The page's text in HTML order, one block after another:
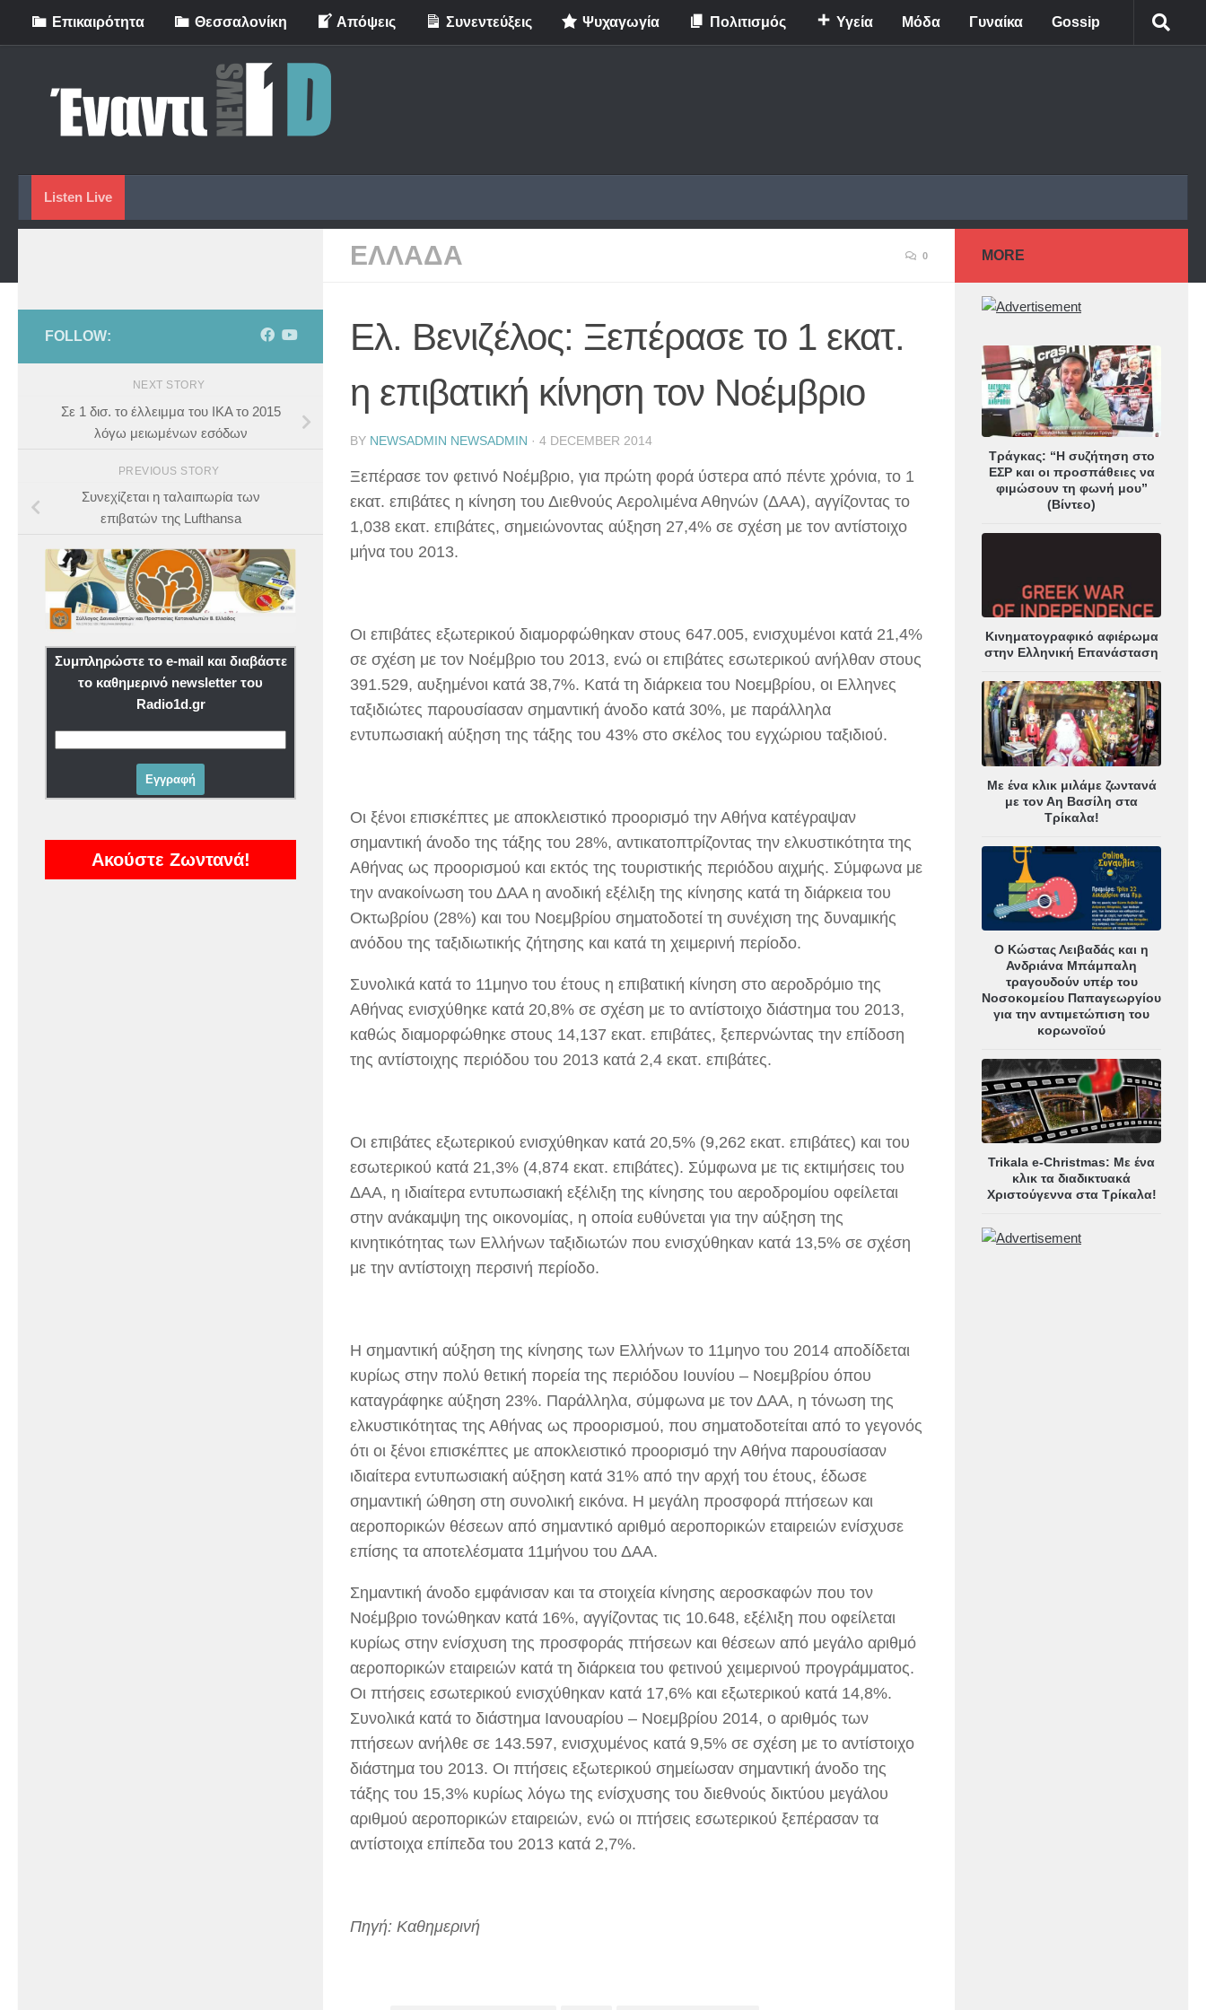
Skip to content
Eπικαιρότητα Θεσσαλονίκη Απόψεις Συνεντεύξεις Ψυχαγωγία Πολιτισμός Υγεία Μόδα Γυναίκα Gossip
Listen Live
ΕΛΛΑΔΑ 0
Ελ. Βενιζέλος: Ξεπέρασε το 1 εκατ.
η επιβατική κίνηση τον Νοέμβριο
BY NEWSADMIN NEWSADMIN · 4 DECEMBER 2014
Ξεπέρασε τον φετινό Νοέμβριο, για πρώτη φορά ύστερα από πέντε χρόνια, το 1
εκατ. επιβάτες η κίνηση του Διεθνούς Αερολιμένα Αθηνών (ΔΑΑ), αγγίζοντας το
1,038 εκατ. επιβάτες, σημειώνοντας αύξηση 27,4% σε σχέση με τον αντίστοιχο
μήνα του 2013.
Οι επιβάτες εξωτερικού διαμορφώθηκαν στους 647.005, ενισχυμένοι κατά 21,4%
σε σχέση με τον Νοέμβριο του 2013, ενώ οι επιβάτες εσωτερικού ανήλθαν στους
391.529, αυξημένοι κατά 38,7%. Κατά τη διάρκεια του Νοεμβρίου, οι Ελληνες
ταξιδιώτες παρουσίασαν σημαντική άνοδο κατά 30%, με παράλληλα
εντυπωσιακή αύξηση της τάξης του 43% στο σκέλος του εγχώριου ταξιδιού.
Οι ξένοι επισκέπτες με αποκλειστικό προορισμό την Αθήνα κατέγραψαν
σημαντική άνοδο της τάξης του 28%, αντικατοπτρίζοντας την ελκυστικότητα της
Αθήνας ως προορισμού και εκτός της τουριστικής περιόδου αιχμής. Σύμφωνα με
την ανακοίνωση του ΔΑΑ η ανοδική εξέλιξη της κίνησης κατά τη διάρκεια του
Οκτωβρίου (28%) και του Νοεμβρίου σηματοδοτεί τη συνέχιση της δυναμικής
ανόδου της ταξιδιωτικής ζήτησης και κατά τη χειμερινή περίοδο.
Συνολικά κατά το 11μηνο του έτους η επιβατική κίνηση στο αεροδρόμιο της
Αθήνας ενισχύθηκε κατά 20,8% σε σχέση με το αντίστοιχο διάστημα του 2013,
καθώς διαμορφώθηκε στους 14,137 εκατ. επιβάτες, ξεπερνώντας την επίδοση
της αντίστοιχης περιόδου του 2013 κατά 2,4 εκατ. επιβάτες.
Οι επιβάτες εξωτερικού ενισχύθηκαν κατά 20,5% (9,262 εκατ. επιβάτες) και του
εσωτερικού κατά 21,3% (4,874 εκατ. επιβάτες). Σύμφωνα με τις εκτιμήσεις του
ΔΑΑ, η ιδιαίτερα εντυπωσιακή εξέλιξη της κίνησης του αεροδρομίου οφείλεται
στην ανάκαμψη της οικονομίας, η οποία ευθύνεται για την αύξηση της
κινητικότητας των Ελλήνων ταξιδιωτών που ενισχύθηκαν κατά 13,5% σε σχέση
με την αντίστοιχη περσινή περίοδο.
Η σημαντική αύξηση της κίνησης των Ελλήνων το 11μηνο του 2014 αποδίδεται
κυρίως στην πολύ θετική πορεία της περιόδου Ιουνίου – Νοεμβρίου όπου
καταγράφηκε αύξηση 23%. Παράλληλα, σύμφωνα με τον ΔΑΑ, η τόνωση της
ελκυστικότητας της Αθήνας ως προορισμού, που σηματοδοτείται από το γεγονός
ότι οι ξένοι επισκέπτες με αποκλειστικό προορισμό την Αθήνα παρουσίασαν
ιδιαίτερα εντυπωσιακή αύξηση κατά 31% από την αρχή του έτους, έδωσε
σημαντική ώθηση στη συνολική εικόνα. Η μεγάλη προσφορά πτήσεων και
αεροπορικών θέσεων από σημαντικό αριθμό αεροπορικών εταιρειών ενίσχυσε
επίσης τα αποτελέσματα 11μήνου του ΔΑΑ.
Σημαντική άνοδο εμφάνισαν και τα στοιχεία κίνησης αεροσκαφών που τον
Νοέμβριο τονώθηκαν κατά 16%, αγγίζοντας τις 10.648, εξέλιξη που οφείλεται
κυρίως στην ενίσχυση της προσφοράς πτήσεων και θέσεων από μεγάλο αριθμό
αεροπορικών εταιρειών κατά τη διάρκεια του φετινού χειμερινού προγράμματος.
Οι πτήσεις εσωτερικού ενισχύθηκαν κατά 17,6% και εξωτερικού κατά 14,8%.
Συνολικά κατά το διάστημα Ιανουαρίου – Νοεμβρίου 2014, ο αριθμός των
πτήσεων ανήλθε σε 143.597, ενισχυμένος κατά 9,5% σε σχέση με το αντίστοιχο
διάστημα του 2013. Οι πτήσεις εξωτερικού σημείωσαν σημαντική άνοδο της
τάξης του 15,3% κυρίως λόγω της ενίσχυσης του διεθνούς δικτύου μεγάλου
αριθμού αεροπορικών εταιρειών, ενώ οι πτήσεις εσωτερικού ξεπέρασαν τα
αντίστοιχα επίπεδα του 2013 κατά 2,7%.
Πηγή: Καθημερινή
FOLLOW:
NEXT STORY
Σε 1 δισ. το έλλειμμα του ΙΚΑ το 2015
λόγω μειωμένων εσόδων
PREVIOUS STORY
Συνεχίζεται η ταλαιπωρία των
επιβατών της Lufthansa
Συμπληρώστε το e-mail και διαβάστε
το καθημερινό newsletter του
Radio1d.gr
Ακούστε Ζωντανά!
MORE
Τράγκας: “Η συζήτηση στο
ΕΣΡ και οι προσπάθειες να
φιμώσουν τη φωνή μου”
(Βίντεο)
Κινηματογραφικό αφιέρωμα
στην Ελληνική Επανάσταση
Με ένα κλικ μιλάμε ζωντανά
με τον Αη Βασίλη στα
Τρίκαλα!
Ο Κώστας Λειβαδάς και η
Ανδριάνα Μπάμπαλη
τραγουδούν υπέρ του
Νοσοκομείου Παπαγεωργίου
για την αντιμετώπιση του
κορωνοϊού
Trikala e-Christmas: Με ένα
κλικ τα διαδικτυακά
Χριστούγεννα στα Τρίκαλα!